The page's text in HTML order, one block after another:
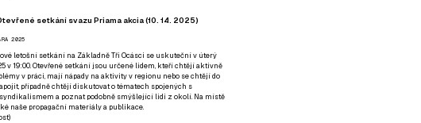
setkání svazu Priama akcia (10. 14. 2025)
2025
letošní setkání na Základně Tři Ocásci se uskuteční v úterý
v 19:00. Otevřené setkání jsou určené lidem, kteří chtějí aktivně
v práci, mají nápady na aktivity v regionu nebo se chtějí do
případně chtějí diskutovat o tématech spojených s
a poznat podobně smýšlející lidi z okolí. Na místě
naše propagační materiály a publikace.
)